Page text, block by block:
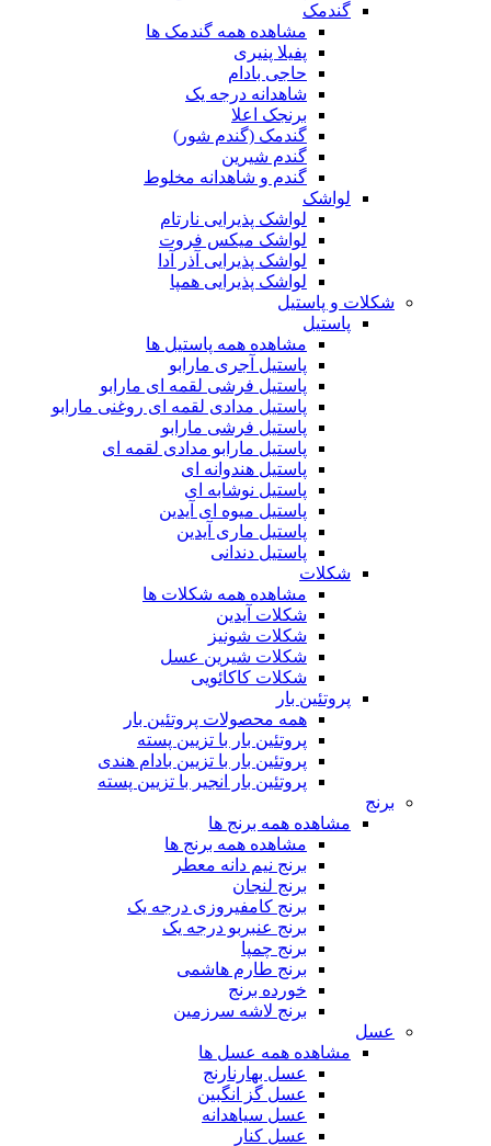
گندمک
مشاهده همه گندمک ها
پفیلا پنیری
حاجی بادام
شاهدانه درجه یک
برنجک اعلا
گندمک (گندم شور)
گندم شیرین
گندم و شاهدانه مخلوط
لواشک
لواشک پذیرایی نارتام
لواشک میکس فروت
لواشک پذیرایی آذر آدا
لواشک پذیرایی همپا
شکلات و پاستیل
پاستیل
مشاهده همه پاستیل ها
پاستیل آجری مارابو
پاستیل فرشی لقمه ای مارابو
پاستیل مدادی لقمه ای روغنی مارابو
پاستیل فرشی مارابو
پاستیل مارابو مدادی لقمه ای
پاستیل هندوانه ای
پاستیل نوشابه ای
پاستیل میوه ای آیدین
پاستیل ماری آیدین
پاستیل دندانی
شکلات
مشاهده همه شکلات ها
شکلات آیدین
شکلات شونیز
شکلات شیرین عسل
شکلات کاکائویی
پروتئین بار
همه محصولات پروتئین بار
پروتئین بار با تزیین پسته
پروتئین بار با تزیین بادام هندی
پروتئین بار انجیر با تزیین پسته
برنج
مشاهده همه برنج ها
مشاهده همه برنج ها
برنج نیم دانه معطر
برنج لنجان
برنج کامفیروزی درجه یک
برنج عنبربو درجه یک
برنج چمپا
برنج طارم هاشمی
خورده برنج
برنج لاشه سرزمین
عسل
مشاهده همه عسل ها
عسل بهارنارنج
عسل گز انگبین
عسل سیاهدانه
عسل کنار